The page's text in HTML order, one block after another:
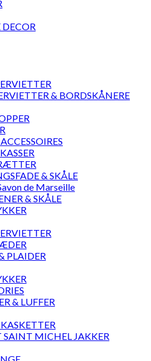
& BORDSKÅNERE
& SKÅLE
de Marseille
& SKÅLE
PLAIDER
& LUFFER
SAINT MICHEL JAKKER